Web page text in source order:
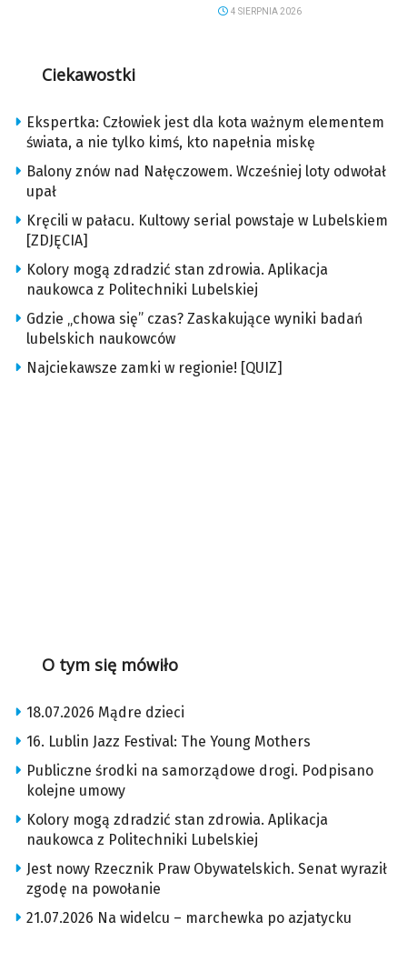
4 SIERPNIA 2026
Ciekawostki
Ekspertka: Człowiek jest dla kota ważnym elementem
świata, a nie tylko kimś, kto napełnia miskę
Balony znów nad Nałęczowem. Wcześniej loty odwołał
upał
Kręcili w pałacu. Kultowy serial powstaje w Lubelskiem
[ZDJĘCIA]
Kolory mogą zdradzić stan zdrowia. Aplikacja
naukowca z Politechniki Lubelskiej
Gdzie „chowa się” czas? Zaskakujące wyniki badań
lubelskich naukowców
Najciekawsze zamki w regionie! [QUIZ]
O tym się mówiło
18.07.2026 Mądre dzieci
16. Lublin Jazz Festival: The Young Mothers
Publiczne środki na samorządowe drogi. Podpisano
kolejne umowy
Kolory mogą zdradzić stan zdrowia. Aplikacja
naukowca z Politechniki Lubelskiej
Jest nowy Rzecznik Praw Obywatelskich. Senat wyraził
zgodę na powołanie
21.07.2026 Na widelcu – marchewka po azjatycku